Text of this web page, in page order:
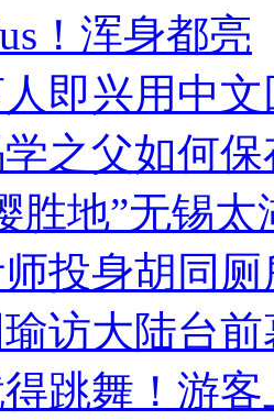
！浑身都亮
即兴用中
学之父如何
胜地”无锡
投身胡同
访大陆台
跳舞！游客